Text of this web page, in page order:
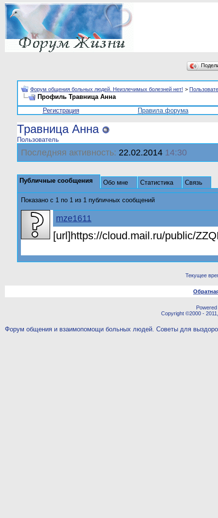
Форум общения больных людей. Неизлечимых болезней нет! >
Профиль Травница Анна
Регистрация
Правила форума
Травница Анна
Пользователь
Последняя активность: 22.02.2014 14:30
Публичные сообщения Обо мне Статистика Связь
Показано с 1 по 1 из 1 публичных сообщений
mze1611
[url]https://cloud.mail.ru/public/
Текущее
Copyright ©2000 -
Форум общения и взаимопомощи больных людей. Советы для